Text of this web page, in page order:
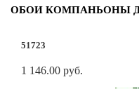
ОБОИ КОМПАНЬОНЫ
51723
1 146.00 руб.